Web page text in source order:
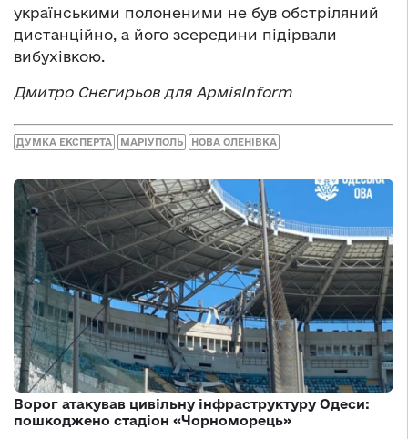
українськими полоненими не був обстріляний
дистанційно, а його зсередини підірвали
вибухівкою.
Дмитро Снєгирьов для АрміяInform
ДУМКА ЕКСПЕРТА МАРІУПОЛЬ НОВА ОЛЕНІВКА
Ворог атакував цивільну інфраструктуру Одеси:
пошкоджено стадіон «Чорноморець»